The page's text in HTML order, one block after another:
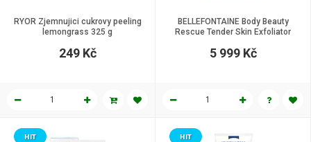
RYOR Zjemnujici cukrovy peeling
lemongrass 325 g
249 Kč
BELLEFONTAINE Body Beauty
Rescue Tender Skin Exfoliator
5 999 Kč
HIT HIT